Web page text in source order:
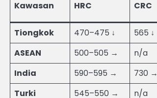
Kawasan HRC CRC
Tiongkok 470–475 ↓ 565 ↓
ASEAN
500–505 → n/a
India
590–595 → 730 →
Turki
545–550 → n/a